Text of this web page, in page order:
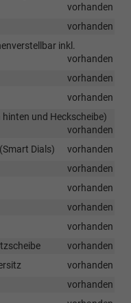
vorhanden
vorhanden
inkl.
vorhanden
vorhanden
vorhanden
und Heckscheibe)
vorhanden
Dials)
vorhanden
vorhanden
vorhanden
vorhanden
vorhanden
vorhanden
vorhanden
vorhanden